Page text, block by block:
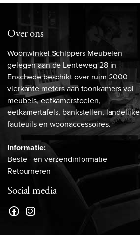
Over ons
Woonwinkel Schippers Meubelen
gelegen aan de Lenteweg 28 in
Enschede beschikt over ruim 2000
vierkante meters aan toonkamers vol
meubels, eetkamerstoelen,
eetkamertafels, bankstellen, landelijke
fauteuils en woonaccessoires.
Informatie:
Bestel- en verzendinformatie
Retourneren
Social media